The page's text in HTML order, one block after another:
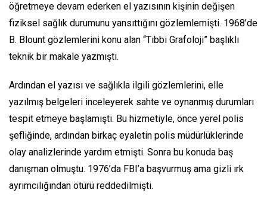
öğretmeye devam ederken el yazısının kişinin değişen
fiziksel sağlık durumunu yansıttığını gözlemlemişti. 1968’de
B. Blount gözlemlerini konu alan “Tıbbi Grafoloji” başlıklı
teknik bir makale yazmıştı.
Ardından el yazısı ve sağlıkla ilgili gözlemlerini, elle
yazılmış belgeleri inceleyerek sahte ve oynanmış durumları
tespit etmeye başlamıştı. Bu hizmetiyle, önce yerel polis
şefliğinde, ardından birkaç eyaletin polis müdürlüklerinde
olay analizlerinde yardım etmişti. Sonra bu konuda baş
danışman olmuştu. 1976’da FBI’a başvurmuş ama gizli ırk
ayrımcılığından ötürü reddedilmişti.